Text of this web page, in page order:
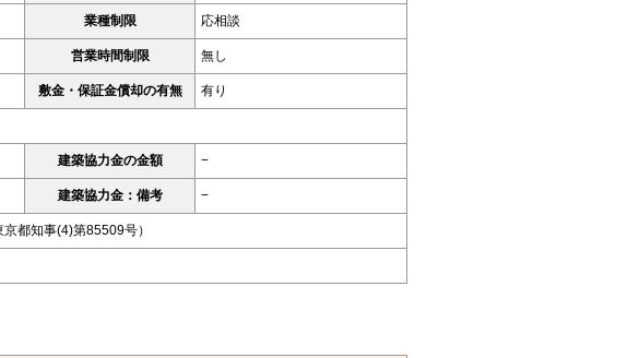
業種制限 応相談
営業時間制限 無し
敷金・保証金償却の有無 有り
建築協力金の金額 −
建築協力金：備考 −
都知事(4)第85509号）